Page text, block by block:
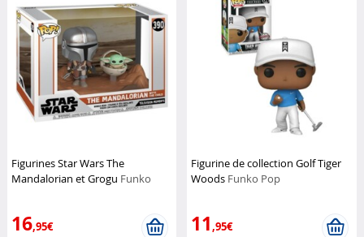
Figurines Star Wars The
Mandalorian et Grogu Funko
16,95€
Figurine de collection Golf Tiger
Woods Funko Pop
11,95€